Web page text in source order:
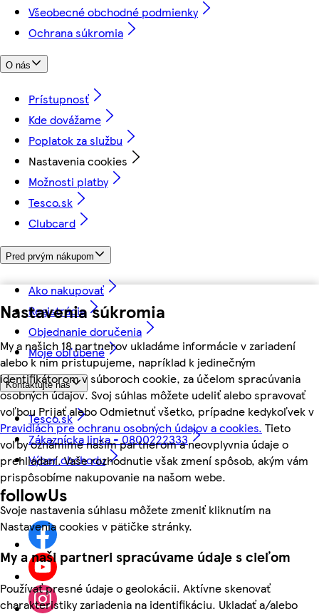
Nastavenia súkromia
My a našich 18 partnerov ukladáme informácie v zariadení
alebo k nim pristupujeme, napríklad k jedinečným
identifikátorom v súboroch cookie, za účelom spracúvania
osobných údajov. Svoj súhlas môžete udeliť alebo spravovať
voľbou Prijať alebo Odmietnuť všetko, prípadne kedykoľvek v
Pravidlách pre ochranu osobných údajov a cookies. Tieto
voľby oznámime našim partnerom a neovplyvnia údaje o
prehliadaní. Vaše rozhodnutie však zmení spôsob, akým vám
prispôsobíme nakupovanie na našom webe.
Svoje nastavenia súhlasu môžete zmeniť kliknutím na
Nastavenia cookies v pätičke stránky.
My a naši partneri spracúvame údaje s cieľom
Používať presné údaje o geolokácii. Aktívne skenovať
charakteristiky zariadenia na identifikáciu. Ukladať a/alebo
Všeobecné obchodné podmienky
Ochrana súkromia
O nás
Prístupnosť
Kde dovážame
Poplatok za službu
Nastavenia cookies
Možnosti platby
Tesco.sk
Clubcard
Pred prvým nákupom
Ako nakupovať
Registrácia
Objednanie doručenia
Moje obľúbené
Kontaktujte nás
Tesco.sk
Zákaznícka linka - 0800222333
Výber obchodu
followUs